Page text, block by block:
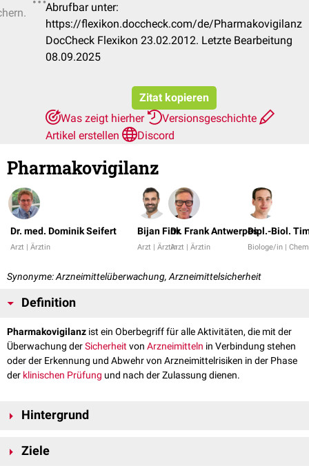
Abrufbar unter:
https://flexikon.doccheck.com/de/Pharmakovigilanz
DocCheck Flexikon 23.02.2012. Letzte Bearbeitung
08.09.2025
Zitat kopieren
Was zeigt hierher
Versionsgeschichte
Artikel erstellen
Discord
Pharmakovigilanz
Dr. med. Dominik Seifert
Arzt | Ärztin
Bijan Fink
Arzt | Ärztin
Dr. Frank Antwerpes
Arzt | Ärztin
Dipl.-Biol.
Biologe/in |
Synonyme: Arzneimittelüberwachung, Arzneimittelsicherheit
Definition
Pharmakovigilanz ist ein Oberbegriff für alle Aktivitäten, die mit der
Überwachung derSicherheitvon Arzneimitteln in Verbindung stehen
oder der Erkennung und Abwehr von Arzneimittelrisiken in der Phase
der klinischen Prüfung und nach der Zulassung dienen.
Hintergrund
Dokumentation, Bewertung und Prävention von
Ziele